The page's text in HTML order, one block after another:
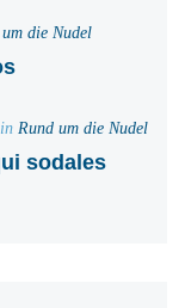
die Nudel
Rund um die Nudel
sodales